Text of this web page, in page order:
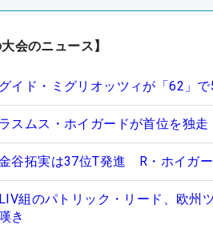
大会のニュース】
グイド・ミグリオッツィが「62」
ラスムス・ホイガードが首位を独
谷拓実は37位T発進 R・ホイガ
LIV組のパトリック・リード、欧州
き